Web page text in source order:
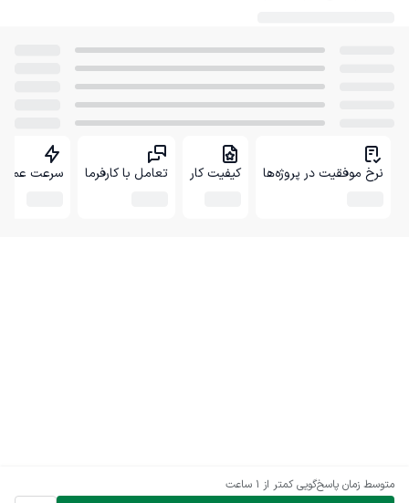
متوسط زمان پاسخ‌گویی کمتر از 1 ساعت
نرخ موفقیت در پروژه‌ها کیفیت کار تعامل با کارفرما سرعت عمل